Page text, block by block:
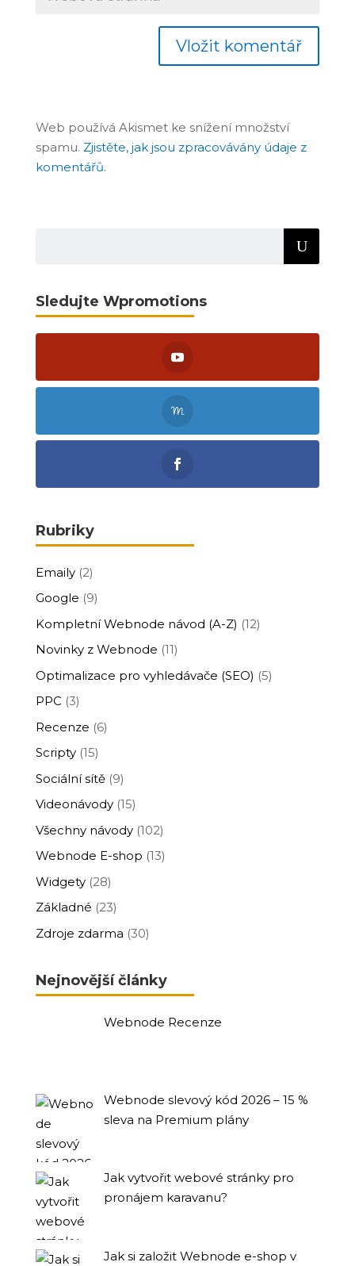
Web používá Akismet ke snížení množství
spamu. Zjistěte, jak jsou zpracovávány údaje z
komentářů.
Sledujte Wpromotions
Rubriky
Emaily(2)
Google (9)
Kompletní Webnode návod (A-Z) (12)
Novinky z Webnode (11)
Optimalizace pro vyhledávače (SEO) (5)
PPC (3)
Recenze (6)
Scripty(15)
Sociální sítě(9)
Videonávody(15)
Všechny návody(102)
Webnode E-shop (13)
Widgety(28)
Základné (23)
Zdroje zdarma (30)
Nejnovější články
Webnode Recenze
Webnode slevový kód 2026 – 15 %
sleva na Premium plány
Jak vytvořit webové stránky pro
pronájem karavanu?
Jak si založit Webnode e-shop v